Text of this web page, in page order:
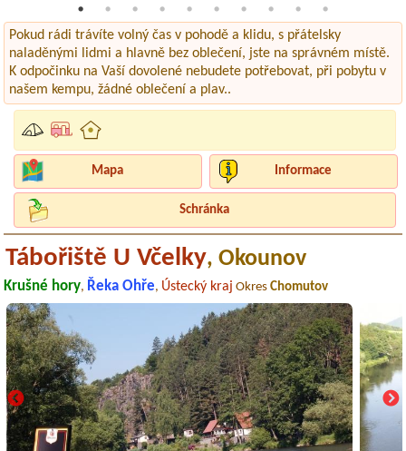
Pokud rádi trávíte volný čas v pohodě a klidu, s přátelsky
naladěnými lidmi a hlavně bez oblečení, jste na správném místě.
K odpočinku na Vaší dovolené nebudete potřebovat, při pobytu v
našem kempu, žádné oblečení a plav..
Mapa Informace
Schránka
Tábořiště U Včelky, Okounov
Krušné hory, Řeka Ohře, Ústecký kraj OkresChomutov